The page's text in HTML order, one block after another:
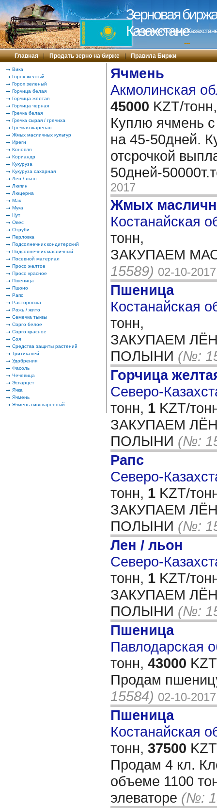
Зерновая
Казахстане
Зерновая биржа в
---
Главная | Продать зерно на бирже | Правила Биржи
Вика
Горох желтый
Горох зеленый
Горчица белая
Горчица желтая
Горчица черная
Гречка белая
Гречка сырая / гречиха
Гречкая жареная
Жмых масличных культур
Иреги
Конопля
Кориандр
Кукуруза
Кукуруза сахарная
Лен / льон
Люпин
Люцерна
Мак
Мука
Нут
Овес
Отруби
Перловка
Подсолнечник кондитерский
Подсолнечник масличный
Посевной материал
Просо желтое
Просо красное
Пшеница
Пшоно
Рапс
Расторопша
Рожь / жито
Семечка тыквы
Сорго белое
Сорго красное
Соя
Средства защиты растений
Тритикалей
Удобрения
Фасоль
Чечевица
Эспарцет
Ячка
Ячмень
Ячмень пивоваренный
Ячмень
Акмолинская
45000 KZT/тонн,
Куплю ячмень
на 45-50дней.
отсрочкой
50дней-
2017
Жмых
Костанайская
тонн,
ЗАКУПАЕМ
15589) 02-10-2017
Пшеница
Костанайская
тонн,
ЗАКУПАЕМ
ПОЛЫНИ (№:
Горчица
Северо-
тонн, 1 KZT/
ЗАКУПАЕМ
ПОЛЫНИ (№:
Рапс
Северо-
тонн, 1 KZT/
ЗАКУПАЕМ
ПОЛЫНИ (№:
Лен / льон
Северо-
тонн, 1 KZT/
ЗАКУПАЕМ
ПОЛЫНИ (№:
Пшеница
Павлодарская
тонн, 43000
Продам
15584) 02-10-2017
Пшеница
Костанайская
тонн, 37500
Продам 4 кл.
объеме 1100
элеваторе (№: